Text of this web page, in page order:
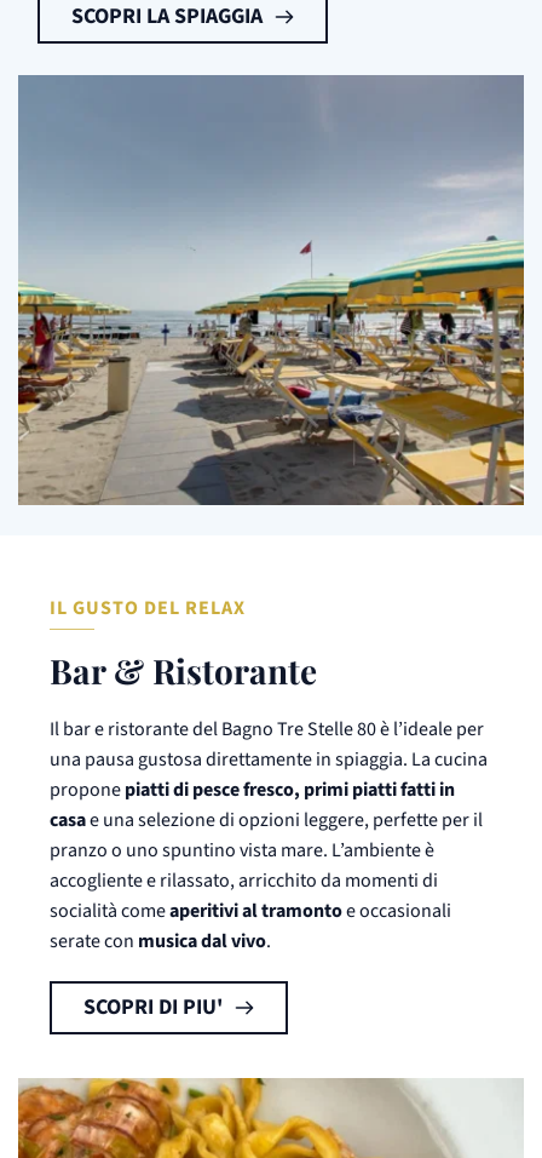
SCOPRI LA SPIAGGIA
IL GUSTO DEL RELAX
Bar & Ristorante
Il bar e ristorante del Bagno Tre Stelle 80 è l’ideale per
una pausa gustosa direttamente in spiaggia. La cucina
proponepiatti di pesce fresco, primi piatti fatti in
casae una selezione di opzioni leggere, perfette per il
pranzo o uno spuntino vista mare. L’ambiente è
accogliente e rilassato, arricchito da momenti di
socialità comeaperitivi al tramontoe occasionali
serate con musica dal vivo.
SCOPRI DI PIU'